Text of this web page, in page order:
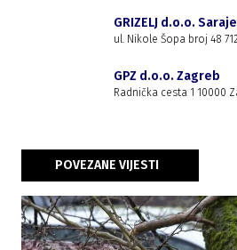
GRIZELJ d.o.o.
ul. Nikole Šopa broj 48
GPZ d.o.o. Zagreb
Radnička cesta 1 10000
POVEZANE VIJESTI